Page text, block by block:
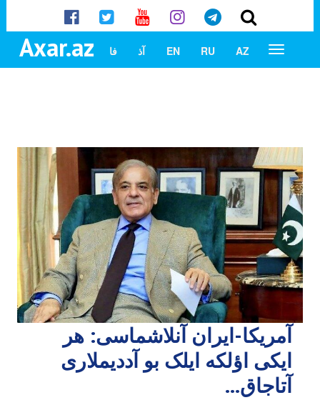
Axar.az AZ
RU
EN آذ فا
آمریکا-ایران آنلاشماسی: هر
ایکی اؤلکه ایلک بو آددیملاری
آتاجاق...